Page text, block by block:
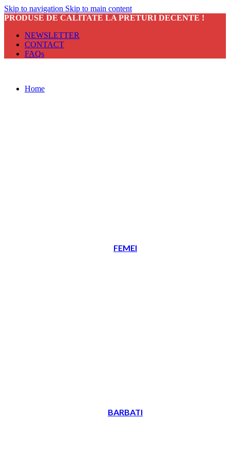
Skip to navigation Skip to main content
PRODUSE DE CALITATE LA PRETURI DECENTE !
NEWSLETTER
CONTACT
FAQs
Home
FEMEI
BARBATI